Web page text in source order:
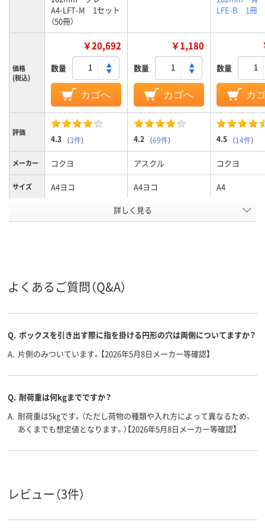
A4-LFT-M 1セット
（50冊）
LFE-B 1冊
価格
(税込)
￥20,692
数量
カゴへ
￥1,180
数量
カゴへ
数量
カ
評価
4.3 （3件） 4.2 （69件） 4.5 （14件）
メーカー コクヨ アスクル コクヨ
サイズ A4ヨコ A4ヨコ A4
ブラウン系 ブルー系
アスクル
商品環境
詳しく見る
よくあるご質問（Q&A）
Q. ボックスを引き出す際に指を掛ける円形の穴は両側についてますか？
A. 片側のみついています。【2026年5月8日メーカー等確認】
Q. 耐荷重は何kgまでですか？
A. 耐荷重は5㎏です。（ただし荷物の種類や入れ方によって異なるため、
あくまでも想定値となります。）【2026年5月8日メーカー等確認】
レビュー（3件）